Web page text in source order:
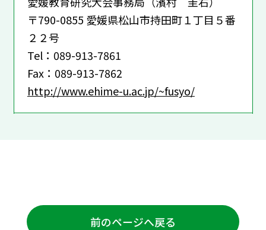
〒790-0855 愛媛県松山市持田町１丁目５番
２２号
Tel：089-913-7861
Fax：089-913-7862
http://www.ehime-u.ac.jp/~fusyo/
前のページへ戻る